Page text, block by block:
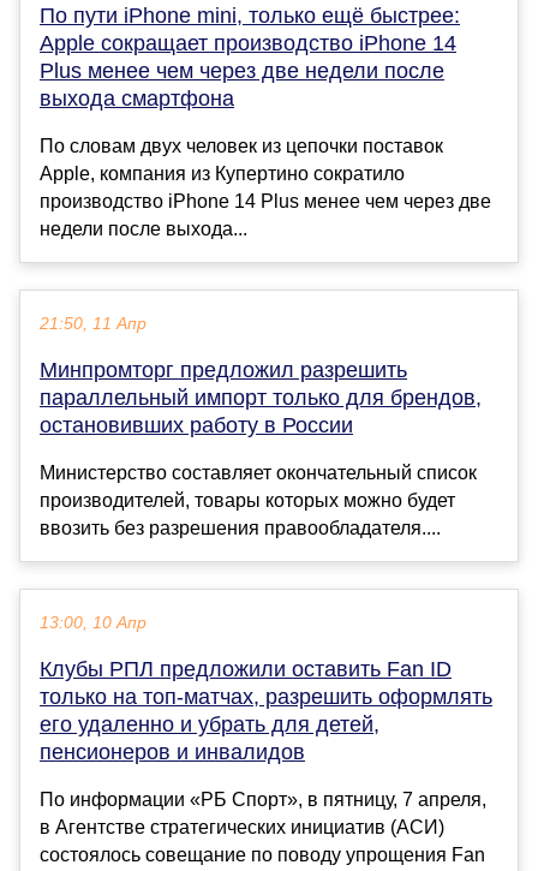
По пути iPhone mini, только ещё быстрее:
Apple сокращает производство iPhone 14
Plus менее чем через две недели после
выхода смартфона
По словам двух человек из цепочки поставок
Apple, компания из Купертино сократило
производство iPhone 14 Plus менее чем через две
недели после выхода...
21:50, 11 Апр
Минпромторг предложил разрешить
параллельный импорт только для брендов,
остановивших работу в России
Министерство составляет окончательный список
производителей, товары которых можно будет
ввозить без разрешения правообладателя....
13:00, 10 Апр
Клубы РПЛ предложили оставить Fan ID
только на топ-матчах, разрешить оформлять
его удаленно и убрать для детей,
пенсионеров и инвалидов
По информации «РБ Спорт», в пятницу, 7 апреля,
в Агентстве стратегических инициатив (АСИ)
состоялось совещание по поводу упрощения Fan